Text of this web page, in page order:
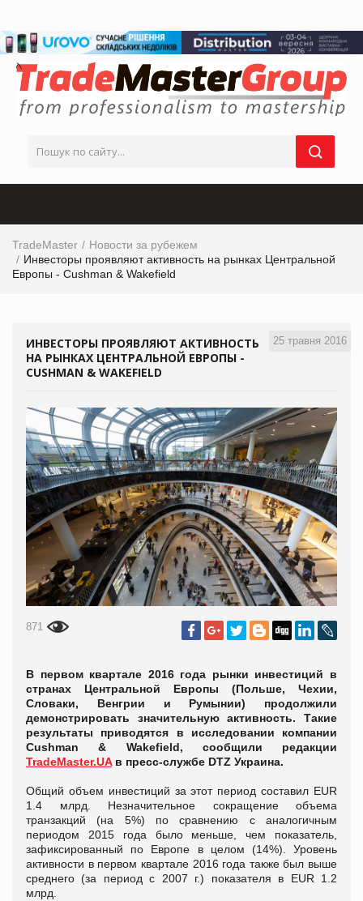
TradeMaster
Новости за рубежем
Инвесторы проявляют активность на рынках Центральной
Европы - Cushman & Wakefield
25 травня 2016
ИНВЕСТОРЫ ПРОЯВЛЯЮТ АКТИВНОСТЬ
НА РЫНКАХ ЦЕНТРАЛЬНОЙ ЕВРОПЫ -
CUSHMAN & WAKEFIELD
871
В первом квартале 2016 года рынки инвестиций в
странах Центральной Европы (Польше, Чехии,
Словаки, Венгрии и Румынии) продолжили
демонстрировать значительную активность. Такие
результаты приводятся в исследовании компании
Cushman & Wakefield, сообщили редакции
TradeMaster.UAв пресс-службе DTZ Украина.
Общий объем инвестиций за этот период составил EUR
1.4 млрд. Незначительное сокращение объема
транзакций (на 5%) по сравнению с аналогичным
периодом 2015 года было меньше, чем показатель,
зафиксированный по Европе в целом (14%). Уровень
активности в первом квартале 2016 года также был выше
среднего (за период с 2007 г.) показателя в EUR 1.2
млрд.